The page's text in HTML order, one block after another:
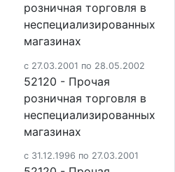
розничная торговля в
неспециализированных
магазинах
c 27.03.2001 по 28.05.2002
52120 - Прочая
розничная торговля в
неспециализированных
магазинах
c 31.12.1996 по 27.03.2001